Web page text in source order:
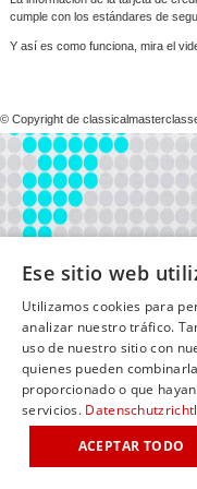
cumple con los estándares de
Y así es como funciona, mira el
© Copyright de
Ese sitio web
Utilizamos cookies para
analizar nuestro tráfico.
uso de nuestro sitio con
quienes pueden
proporcionado o que
servicios.
ACEPTAR TODO